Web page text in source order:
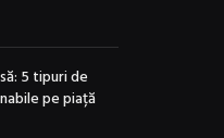
5 tipuri de
pe piață